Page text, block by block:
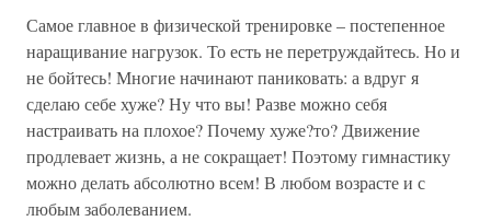
Самое главное в физической тренировке – постепенное
наращивание нагрузок. То есть не перетруждайтесь. Но и
не бойтесь! Многие начинают паниковать: а вдруг я
сделаю себе хуже? Ну что вы! Разве можно себя
настраивать на плохое? Почему хуже?то? Движение
продлевает жизнь, а не сокращает! Поэтому гимнастику
можно делать абсолютно всем! В любом возрасте и с
любым заболеванием.